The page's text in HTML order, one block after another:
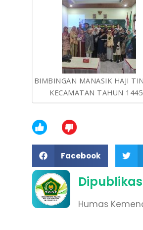
BIMBINGAN MANASIK HAJI
KECAMATAN TAHUN
Facebook
Humas